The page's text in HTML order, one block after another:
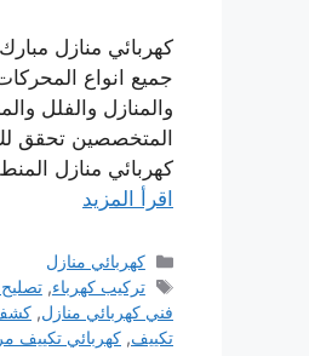
كهربائي منازل
جميع انواع
والمنازل والفلل
المتخصصين تحقق لك
كهربائي منازل
اقرأ المزيد
التصنيفات
كهربائي منازل
الوسوم
تركيب كهرباء,تصليح
فني كهربائي منازل, كشف
تكييف, كهربائي تكييف